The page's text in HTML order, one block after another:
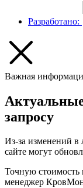
Разработано:
Важная
запросу
Из-за изменений в
сайте могут
Точную стоимость
менеджер